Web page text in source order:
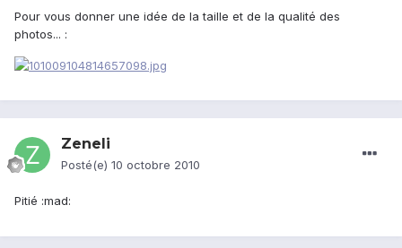
Pour vous donner une idée de la taille et de la qualité des
photos... :
Zeneli
Posté(e) 10 octobre 2010
Pitié :mad: